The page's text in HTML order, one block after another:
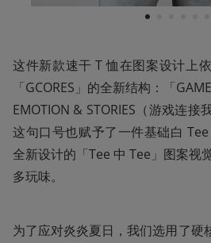
1
这件新款速干 T 恤在图案设计上
「GCORES」的全新结构：「
EMOTION & STORIES（游戏连接
这句口号也赋予了一件基础白
全新设计的「Tee 中 Tee」图案视
多玩味。
为了应对炎炎夏日，我们选用了硬